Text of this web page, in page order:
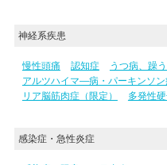
神経系疾患
慢性頭痛 認知症 うつ病、躁
アルツハイマ―病・パーキンソ
リア脳筋肉症（限定）
多発性硬
感染症・急性炎症